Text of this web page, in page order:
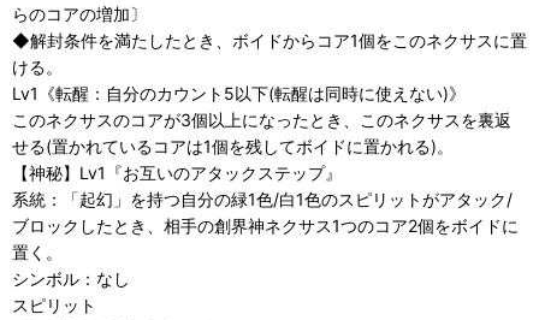
らのコアの増加〕
◆解封条件を満たしたとき、ボイドからコア1個をこのネクサスに置
ける。
Lv1《転醒：自分のカウント5以下(転醒は同時に使えない)》
このネクサスのコアが3個以上になったとき、このネクサスを裏返
せる(置かれているコアは1個を残してボイドに置かれる)。
【神秘】Lv1『お互いのアタックステップ』
系統：「起幻」を持つ自分の緑1色/白1色のスピリットがアタック/
ブロックしたとき、相手の創界神ネクサス1つのコア2個をボイドに
置く。
シンボル：なし
スピリット